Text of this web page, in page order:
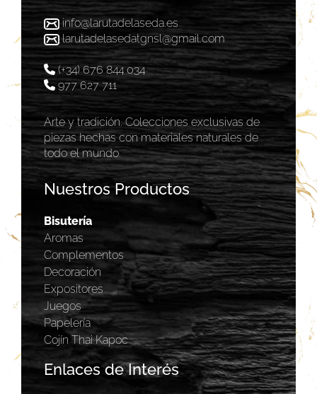
info@larutadelaseda.es
larutadelasedatgnsl@gmail.com
(+34) 676 844 034
977 627 711
Arte y tradición. Colecciones exclusivas de
piezas hechas con materiales naturales de
todo el mundo.
Nuestros Productos
Bisutería
Aromas
Complementos
Decoración
Expositores
Juegos
Papelería
Cojín Thai Kapoc
Enlaces de Interés